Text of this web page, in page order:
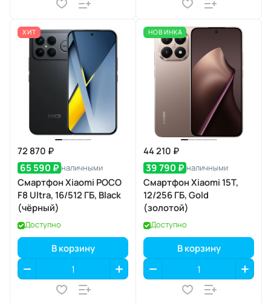
ХИТ
72 870 ₽
65 590 ₽ наличными
Смартфон Xiaomi POCO
F8 Ultra, 16/512 ГБ, Black
(чёрный)
Доступно
В корзину
НОВИНКА
44 210 ₽
39 790 ₽ наличными
Смартфон Xiaomi 15T,
12/256 ГБ, Gold
(золотой)
Доступно
В корзину